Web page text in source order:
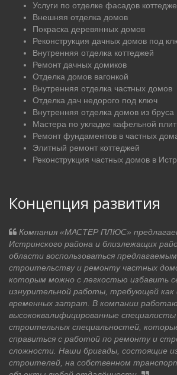
Услуги по отделке фасадов
Внешняя отделка домов
Покраска деревянных домов
Реконструкция дачных домов под
Внутренняя отделка коттеджей
Ремонт дачных домиков
Отделка домов вагонкой
Внутренняя отделка частных домов
Отделка дач недорого под ключ
Внутренняя отделка домов из бруса
Мастера по укладке кафельной
Ремонт фундаментов в частных
Элитный ремонт коттеджей
Реконструкция частных домов в
Концепция развития
Компания «МАСТЕР ПЛЮС»
Истринского района и близлежащих
области воспользоваться
строительству и ремонту частных
которым можно с легкостью избавить
изнурительной работы, требующей как
временных затрат. В компании
высококвалифицированные специалисты
строительных специальностей,
справиться с работой по ремонту и
сложности. Наши бригады, состоящие
строителей, на собственном